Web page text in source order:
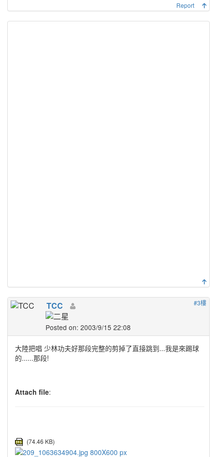
Report
#3樓
TCC
Posted on: 2003/9/15 22:08
大陸把唱 少林功夫好那段完整的剪掉了直接跳到...我是來踢球
的......那段!
Attach file:
(74.46 KB)